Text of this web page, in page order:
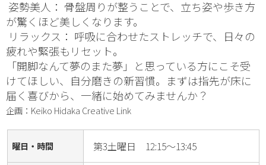
が驚くほど美しくなります。
疲れや緊張もリセット。
「開脚なんて夢のまた夢」と思っている方にこそ受
けてほしい、自分磨きの新習慣。まずは指先が床に
届く喜びから、一緒に始めてみませんか？
企画：Keiko Hidaka Creative Link
曜日・時間 第3土曜日 12:15～13:45